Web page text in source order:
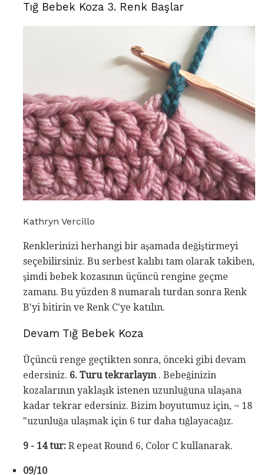
Tığ Bebek Koza 3. Renk Başlar
Kathryn Vercillo
Renklerinizi herhangi bir aşamada değiştirmeyi
seçebilirsiniz. Bu serbest kalıbı tam olarak takiben,
şimdi bebek kozasının üçüncü rengine geçme
zamanı. Bu yüzden 8 numaralı turdan sonra Renk
B'yi bitirin ve Renk C'ye katılın.
Devam Tığ Bebek Koza
Üçüncü renge geçtikten sonra, önceki gibi devam
edersiniz. 6. Turu tekrarlayın. Bebeğinizin
kozalarının yaklaşık istenen uzunluğuna ulaşana
kadar tekrar edersiniz. Bizim boyutumuz için, ~ 18
"uzunluğa ulaşmak için 6 tur daha tığlayacağız.
9 - 14 tur: R epeat Round 6, Color C kullanarak.
09/10